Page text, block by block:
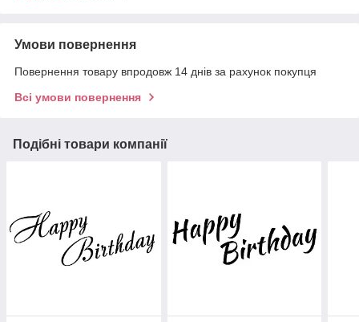
Умови повернення
Повернення товару впродовж 14 днів за рахунок покупця
Всі умови повернення
Подібні товари компанії